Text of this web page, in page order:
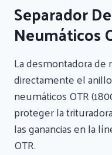
Separador
Neumáticos
La desmontadora de
directamente el
neumáticos OTR
proteger la
las ganancias en la
OTR.